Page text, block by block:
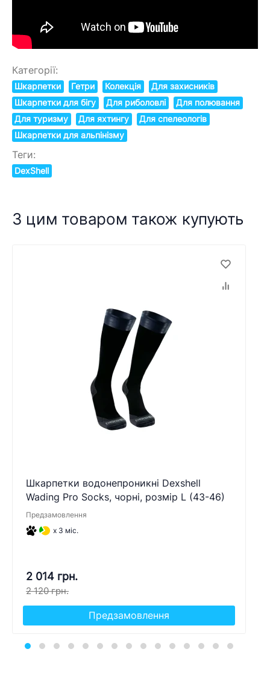
Категорії:
Шкарпетки Гетри Колекція
Для захисників
Шкарпетки для бігу
Для риболовлі
Для полювання
Для туризму
Для яхтингу
Для спелеологів
Шкарпетки для альпінізму
Теги:
DexShell
З цим товаром також купують
Шкарпетки водонепроникні Dexshell
Wading Pro Socks, чорні, розмір L (43-46)
Предзамовлення
x 3 міс.
2 014 грн.
2 120 грн.
Предзамовлення